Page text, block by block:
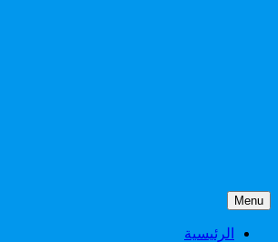
Menu
الرئيسية